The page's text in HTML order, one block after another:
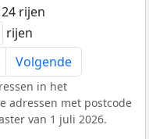
rijen
rijen
Volgende
in het
adressen met postcode
van 1 juli 2026.